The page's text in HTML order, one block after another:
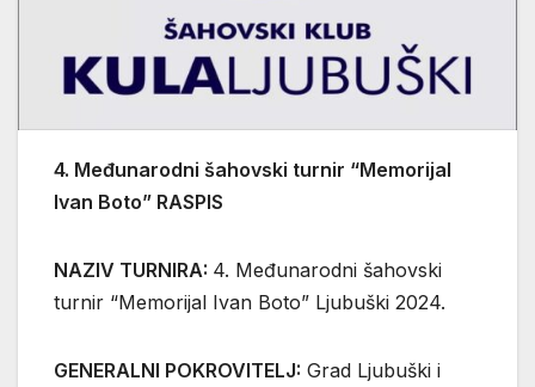
4. Međunarodni šahovski turnir “Memorijal
Ivan Boto” RASPIS
NAZIV TURNIRA: 4. Međunarodni šahovski
turnir “Memorijal Ivan Boto” Ljubuški 2024.
GENERALNI POKROVITELJ: Grad Ljubuški i